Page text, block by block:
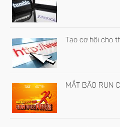
Tạo cơ hội cho
MẮT BÃO RUN